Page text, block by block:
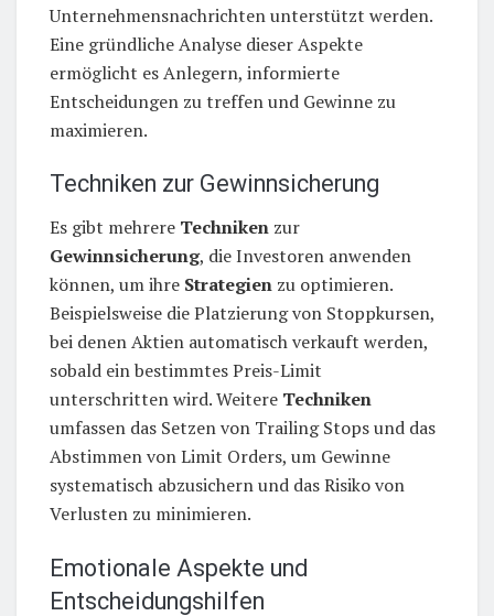
Unternehmensnachrichten unterstützt werden.
Eine gründliche Analyse dieser Aspekte
ermöglicht es Anlegern, informierte
Entscheidungen zu treffen und Gewinne zu
maximieren.
Techniken zur Gewinnsicherung
Es gibt mehrere Techniken zur
Gewinnsicherung, die Investoren anwenden
können, um ihre Strategien zu optimieren.
Beispielsweise die Platzierung von Stoppkursen,
bei denen Aktien automatisch verkauft werden,
sobald ein bestimmtes Preis-Limit
unterschritten wird. Weitere Techniken
umfassen das Setzen von Trailing Stops und das
Abstimmen von Limit Orders, um Gewinne
systematisch abzusichern und das Risiko von
Verlusten zu minimieren.
Emotionale Aspekte und
Entscheidungshilfen